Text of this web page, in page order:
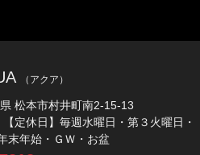
（アクア）
松本市村井町南2-15-13
休日】毎週水曜日・第３火曜日・
末年始・ＧＷ・お盆